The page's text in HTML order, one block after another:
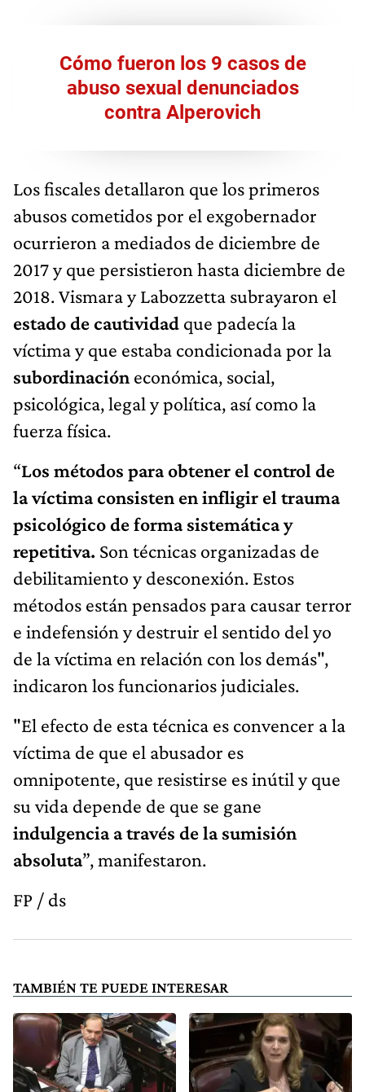
Cómo fueron los 9 casos de
abuso sexual denunciados
contra Alperovich
Los fiscales detallaron que los primeros
abusos cometidos por el exgobernador
ocurrieron a mediados de diciembre de
2017 y que persistieron hasta diciembre de
2018. Vismara y Labozzetta subrayaron el
estado de cautividad que padecía la
víctima y que estaba condicionada por la
subordinación económica, social,
psicológica, legal y política, así como la
fuerza física.
“Los métodos para obtener el control de
la víctima consisten en infligir el trauma
psicológico de forma sistemática y
repetitiva. Son técnicas organizadas de
debilitamiento y desconexión. Estos
métodos están pensados para causar terror
e indefensión y destruir el sentido del yo
de la víctima en relación con los demás",
indicaron los funcionarios judiciales.
"El efecto de esta técnica es convencer a la
víctima de que el abusador es
omnipotente, que resistirse es inútil y que
su vida depende de que se gane
indulgencia a través de la sumisión
absoluta”, manifestaron.
FP / ds
TAMBIÉN TE PUEDE INTERESAR